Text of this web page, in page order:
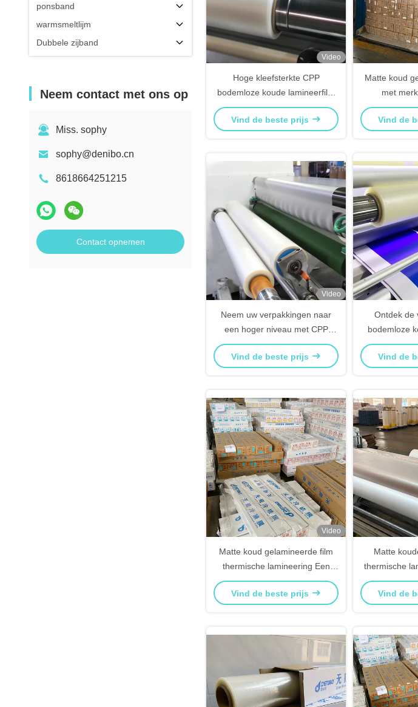
ponsband
warmsmeltlijm
Dubbele zijband
Neem contact met ons op
Miss. sophy
sophy@denibo.cn
8618664251215
Contact opnemen
Video
Hoge kleefsterkte CPP
bodemloze koude lamineerfilm
25 micron
Vind de beste prijs
Matte koud
met
Groothandel
Vind de
Video
Neem uw verpakkingen naar
een hoger niveau met CPP
bodemloze koude lamineerfilm
Vind de beste prijs
Ontdek de
bodemloze
voor
Vind de
Video
Matte koud gelamineerde film
thermische lamineering Een
sterke fabrikant
Vind de beste prijs
Matte
thermische
Vind de